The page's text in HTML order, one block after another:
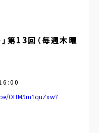
第13回（毎週木曜
OHM5m1quZxw?